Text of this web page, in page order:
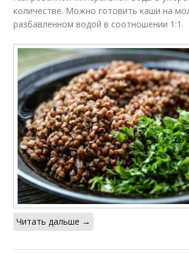
количестве. Можно готовить каши на
разбавленном водой в соотношении 1:1.
Читать дальше →